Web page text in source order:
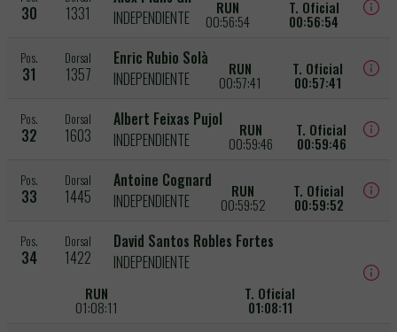
30 1331
INDEPENDIENTE
RUN
00:56:54
T. Oficial
00:56:54
Pos.
31
Dorsal
1357
Enric Rubio Solà
INDEPENDIENTE
RUN
00:57:41
T. Oficial
00:57:41
Pos.
32
Dorsal
1603
Albert Feixas Pujol
INDEPENDIENTE
RUN
00:59:46
T. Oficial
00:59:46
Pos.
33
Dorsal
1445
Antoine Cognard
INDEPENDIENTE
RUN
00:59:52
T. Oficial
00:59:52
Pos.
34
Dorsal
1422
David Santos Robles Fortes
INDEPENDIENTE
RUN
01:08:11
T. Oficial
01:08:11